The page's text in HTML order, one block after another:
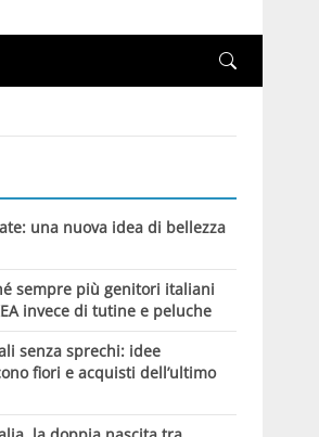
una nuova idea di bellezza
sempre più genitori italiani
invece di tutine e peluche
senza sprechi: idee
fiori e acquisti dell’ultimo